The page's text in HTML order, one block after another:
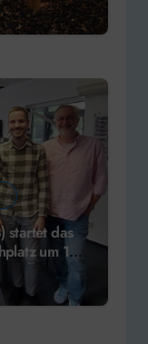
startet das
um 13